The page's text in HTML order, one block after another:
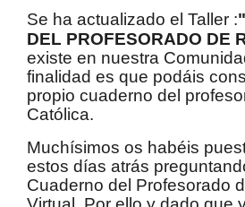
Se ha actualizado el Taller :
DEL PROFESORADO DE
existe en nuestra
finalidad es que podáis
propio cuaderno del
Católica.
Muchísimos os habéis
estos días atrás
Cuaderno del Profesorado